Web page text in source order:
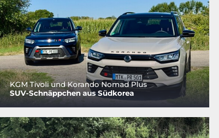
KGM Tivoli und Korando Nomad Plus
SUV-Schnäppchen aus Südkorea